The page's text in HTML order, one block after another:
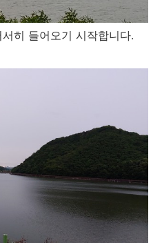
히 들어오기 시작합니다.